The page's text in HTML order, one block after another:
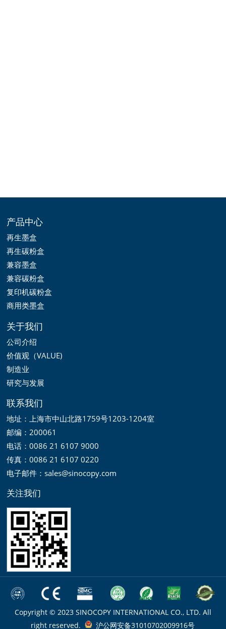
产品中心
再生墨盒
再生碳粉盒
兼容墨盒
兼容碳粉盒
复印机碳粉盒
商用类墨盒
关于我们
公司介绍
价值观（VALUE)
制造业
研究与发展
联系我们
地址：上海市中山北路1759号1203-1204室
邮编：200061
电话：0086 21 6107 9000
传真：0086 21 6107 0220
电子邮件：sales@sinocopy.com
关注我们
Copyright © 2023 SINOCOPY INTERNATIONAL CO., LTD. All
right reserved.
沪公网安备31010702009916号